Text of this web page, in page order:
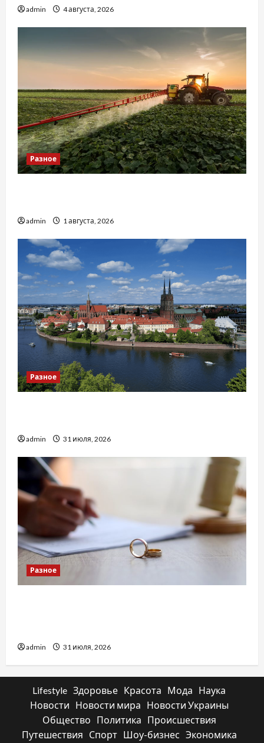
admin 4 августа, 2026
Разное
admin 1 августа, 2026
Разное
admin 31 июля, 2026
Разное
admin 31 июля, 2026
Lifestyle Здоровье Красота Мода
Наука
Новости
Новости мира
Новости Украины
Общество
Политика
Происшествия
Путешествия
Спорт Шоу-бизнес Экономика